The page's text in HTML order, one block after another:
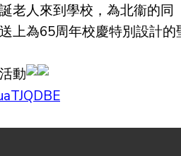
老人來到學校，為北衞的同
上為65周年校慶特別設計的
動